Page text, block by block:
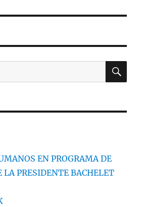
EN PROGRAMA DE
LA PRESIDENTE BACHELET